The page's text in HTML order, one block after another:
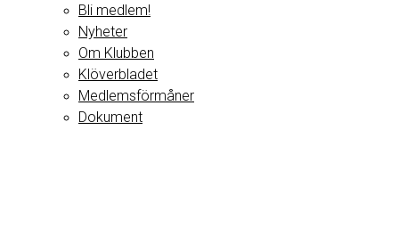
Bli medlem!
Nyheter
Om Klubben
Klöverbladet
Medlemsförmåner
Dokument